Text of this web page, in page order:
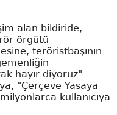
alan bildiride,
örgütü
teröristbaşının
hayır diyoruz"
"Çerçeve Yasaya
kullanıcıya